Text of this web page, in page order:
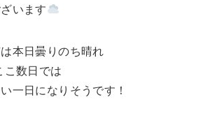
います
本日曇りのち晴れ
数日では
一日になりそうです！